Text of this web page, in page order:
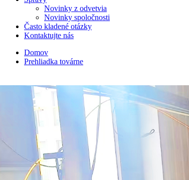
Novinky z odvetvia
Novinky spoločnosti
Často kladené otázky
Kontaktujte nás
Domov
Prehliadka továrne